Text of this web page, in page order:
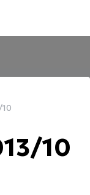
10